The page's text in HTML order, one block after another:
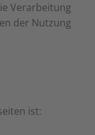
Verarbeitung
der Nutzung
ist: